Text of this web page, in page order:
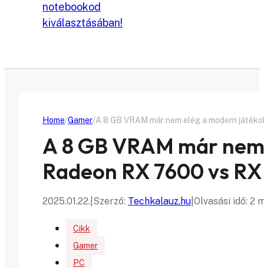
notebookod
kiválasztásában!
Home Gamer A 8 GB VRAM már nem elég a modern
A 8 GB VRAM már
Radeon RX 7600 vs
2025.01.22. Szerző: Techkalauz.hu Olvasási idő: 2
Cikk
Gamer
PC